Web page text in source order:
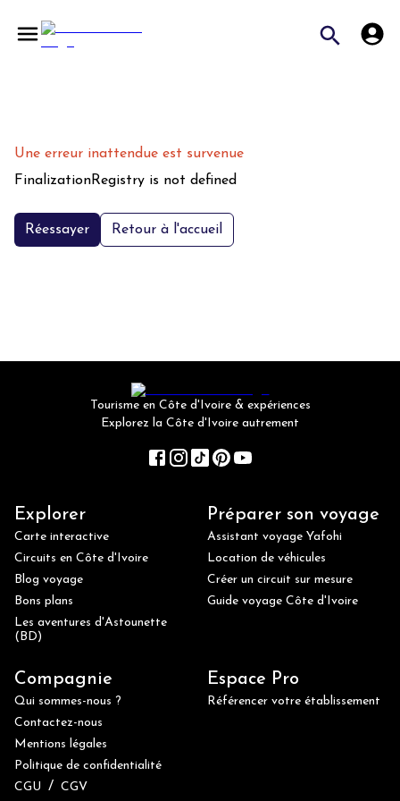
Une erreur inattendue est survenue
FinalizationRegistry is not defined
Réessayer Retour à l'accueil
Tourisme en Côte d'Ivoire & expériences
Explorez la Côte d'Ivoire autrement
Explorer
Carte interactive
Circuits en Côte d'Ivoire
Blog voyage
Bons plans
Les aventures d'Astounette
(BD)
Préparer son voyage
Assistant voyage Yafohi
Location de véhicules
Créer un circuit sur mesure
Guide voyage Côte d'Ivoire
Compagnie
Qui sommes-nous ?
Contactez-nous
Mentions légales
Politique de confidentialité
CGU / CGV
Espace Pro
Référencer votre établissement